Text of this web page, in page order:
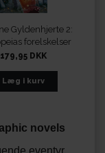
Gyldenhjerte 2:
forelskelser
179,95 DKK
novels